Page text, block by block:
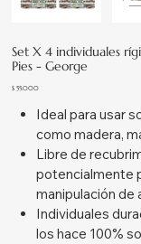
Set X 4 individuales
Pies - George
Precio
$ 55.000
Ideal para usar
como madera,
Libre de
potencialmente
manipulación de
Individuales
los hace 100%